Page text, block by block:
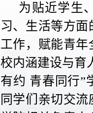
为贴近学生
习、生活等方
工作，赋能青
校内涵建设与育
有约 青春同行”
同学们亲切交